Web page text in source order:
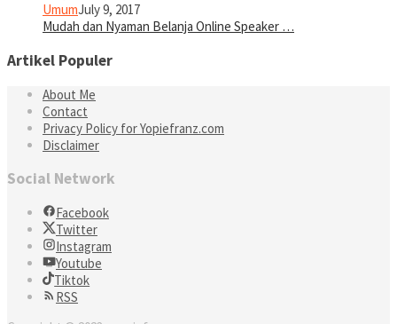
UmumJuly 9, 2017
Mudah dan Nyaman Belanja Online Speaker …
Artikel Populer
About Me
Contact
Privacy Policy for Yopiefranz.com
Disclaimer
Social Network
Facebook
Twitter
Instagram
Youtube
Tiktok
RSS